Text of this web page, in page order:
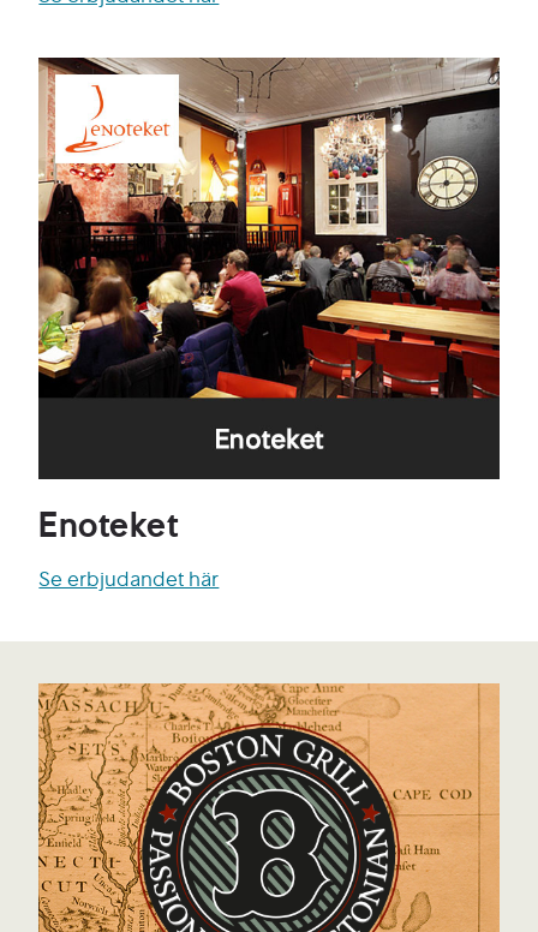
Enoteket
Se erbjudandet här